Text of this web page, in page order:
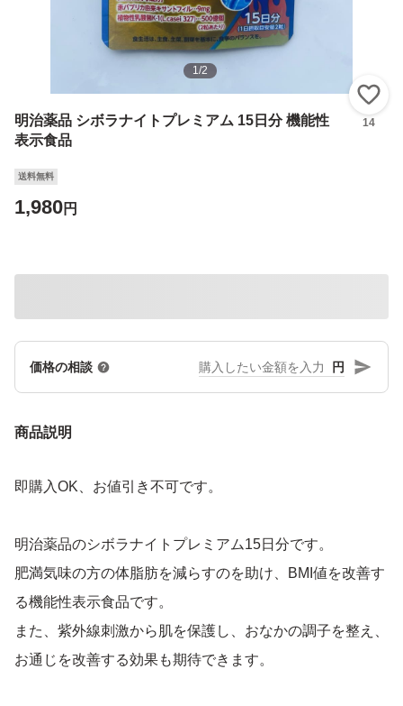
1/2
明治薬品 シボラナイトプレミアム 15日分 機能性
表示食品
14
送料無料
1,980円
価格の相談 円
商品説明
即購入OK、お値引き不可です。
明治薬品のシボラナイトプレミアム15日分です。
肥満気味の方の体脂肪を減らすのを助け、BMI値を改善す
る機能性表示食品です。
また、紫外線刺激から肌を保護し、おなかの調子を整え、
お通じを改善する効果も期待できます。